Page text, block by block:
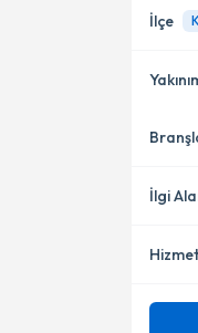
İlçe
İlgi